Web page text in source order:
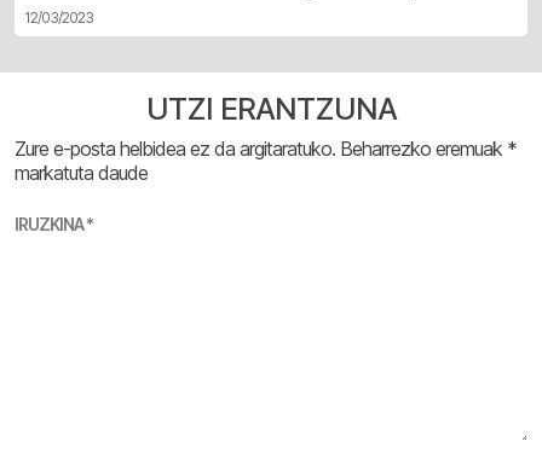
12/03/2023
UTZI ERANTZUNA
Zure e-posta helbidea ez da argitaratuko. Beharrezko eremuak *
markatuta daude
IRUZKINA*